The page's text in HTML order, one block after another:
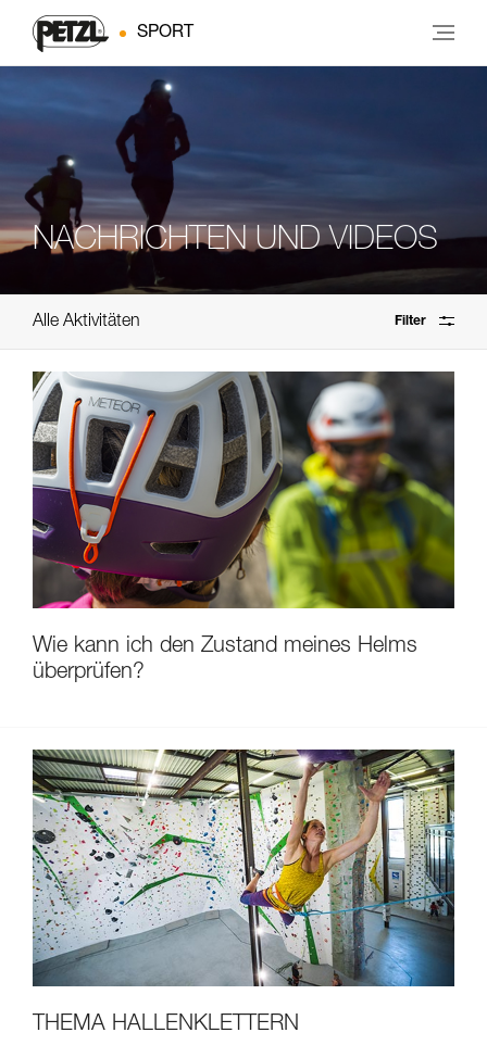
SPORT
NACHRICHTEN UND VIDEOS
Alle Aktivitäten Filter
Wie kann ich den Zustand meines Helms
überprüfen?
THEMA HALLENKLETTERN